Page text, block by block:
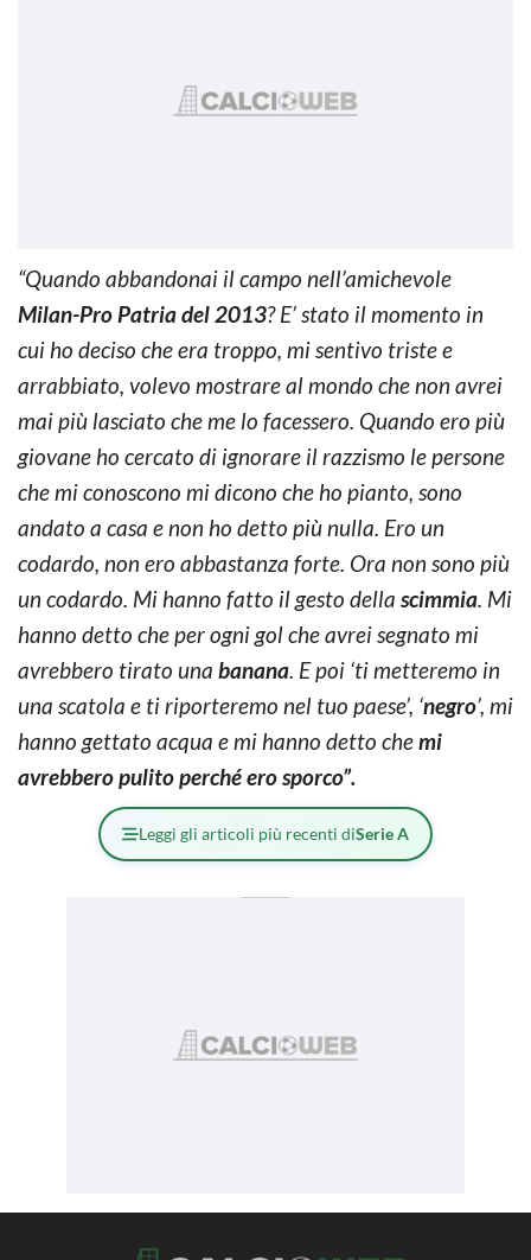
“Quando abbandonai il campo nell’amichevole
Milan-Pro Patria del 2013? E’ stato il momento in
cui ho deciso che era troppo, mi sentivo triste e
arrabbiato, volevo mostrare al mondo che non avrei
mai più lasciato che me lo facessero. Quando ero più
giovane ho cercato di ignorare il razzismo le persone
che mi conoscono mi dicono che ho pianto, sono
andato a casa e non ho detto più nulla. Ero un
codardo, non ero abbastanza forte. Ora non sono più
un codardo. Mi hanno fatto il gesto della scimmia. Mi
hanno detto che per ogni gol che avrei segnato mi
avrebbero tirato una banana. E poi ‘ti metteremo in
una scatola e ti riporteremo nel tuo paese’, ‘negro’, mi
hanno gettato acqua e mi hanno detto chemi
avrebbero pulito perché ero sporco”.
Leggi gli articoli più recenti diSerie A